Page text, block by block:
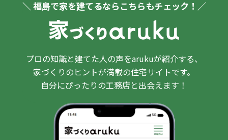
＼ 福島で家を建てるならこちらもチェック！／
プロの知識と建てた人の声をarukuが紹介する、
家づくりのヒントが満載の住宅サイトです。
自分にぴったりの工務店と出会えます！